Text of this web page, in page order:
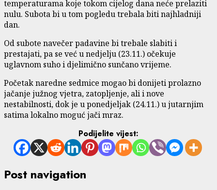
temperaturama koje tokom cijelog dana neće prelaziti
nulu. Subota bi u tom pogledu trebala biti najhladniji
dan.
Od subote navečer padavine bi trebale slabiti i
prestajati, pa se već u nedjelju (23.11.) očekuje
uglavnom suho i djelimično sunčano vrijeme.
Početak naredne sedmice mogao bi donijeti prolazno
jačanje južnog vjetra, zatopljenje, ali i nove
nestabilnosti, dok je u ponedjeljak (24.11.) u jutarnjim
satima lokalno moguć jači mraz.
Podijelite vijest:
Post navigation